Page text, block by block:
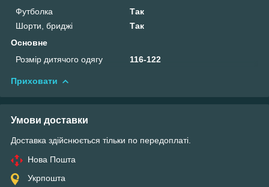
Футболка
Так
Шорти, бриджі
Так
Основне
Розмір дитячого одягу
116-122
Приховати
Умови доставки
Доставка здійснюється тільки по передоплаті.
Нова Пошта
Укрпошта